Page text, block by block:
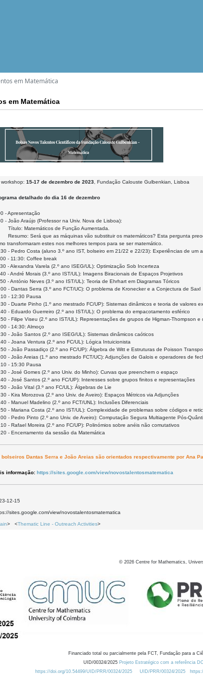
em Matemática
em Matemática
workshop: 15-17 de dezembro de 2023 , Fundação Calouste Gulbenkian, Lisboa
detalhado do dia 16 de dezembro
- Apresentação
- João Araújo (Professor na Univ. Nova de Lisboa):
Matemáticos de Função Aumentada.
Será que as máquinas vão substituir os matemáticos? Esta pergunta
transformaram estes nos melhores tempos para se ser matemático.
- Pedro Costa (aluno 3.º ano IST, bolseiro em 21/22 e 22/23): Experiências de um
- 11:30: Coffee break
- Alexandra Varela (2.º ano ISEG/UL): Optimização Sob Incerteza
- André Morais (3.º ano IST/UL): Imagens Biracionais de Espaços Projetivos
- António Neves (3.º ano IST/UL): Teoria de Ehrhart em Diagramas Tóricos
- Dantas Serra (3.º ano FCT/UC): O problema de Kronecker e a Conjectura de Saxl
- 12:30 Pausa
- Duarte Pinho (1.º ano mestrado FC/UP): Sistemas dinâmicos e teoria de valores
- Eduardo Guerreiro (2.º ano IST/UL): O problema do empacotamento esférico
- Filipe Viseu (2.º ano IST/UL): Representações de grupos de Higman-Thompson e
- 14:30: Almoço
- João Santos (2.º ano ISEG/UL): Sistemas dinâmicos caóticos
- Joana Ventura (2.º ano FC/UL): Lógica Intuicionista
- João Passadiço (2.º ano FC/UP): Álgebra de Witt e Estruturas de Poisson
- João Areias (1.º ano mestrado FCT/UC): Adjunções de Galois e operadores de
- 15:30 Pausa
- José Gomes (2.º ano Univ. do Minho): Curvas que preenchem o espaço
- José Santos (2.º ano FC/UP): Interesses sobre grupos finitos e representações
- João Vital (3.º ano FC/UL): Álgebras de Lie
- Kira Morozova (2.º ano Univ. de Aveiro): Espaços Métricos via Adjunções
- Manuel Madelino (2.º ano FCT/UNL): Inclusões Diferenciais
- Mariana Costa (2.º ano IST/UL): Complexidade de problemas sobre códigos e
- Pedro Pinto (2.º ano Univ. de Aveiro): Computação Segura Multiagente Pós-
- Rafael Moreira (2.º ano FC/UP): Polinómios sobre anéis não comutativos
- Encerramento da sessão da Matemática
bolseiros Dantas Serra e João Areias são orientados respectivamente por Ana
informação: https://sites.google.com/view/novostalentosmatematica
12-15
sites.google.com/view/novostalentosmatematica
> <Thematic Line - Outreach Activities>
© 2026 Centre for Mathematics,
Financiado total ou parcialmente pela FCT, Fundação para a
UID/00324/2025 Projeto Estratégico com a referência
https://doi.org/10.54499/UID/PRR/00324/2025
UID/PRR/00324/2025